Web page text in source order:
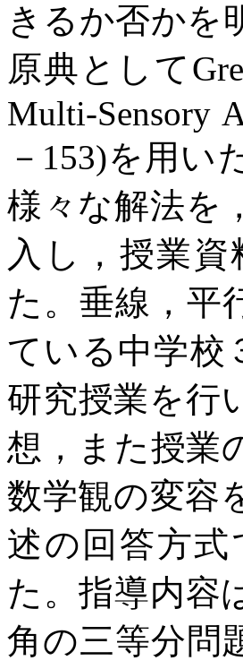
きるか否かを
原典として
Multi-Sensory
－ 153)を用い
様々な解法を
入し，授業
た。垂線，平
ている中学校
研究授業を行
想，また授業
数学観の変容
述の回答方
た。指導内容
角の三等分問